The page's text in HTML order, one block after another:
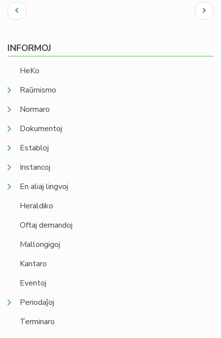
Pagination
Antaŭa
paĝo
Next
page
INFORMOJ
HeKo
Raŭmismo
Normaro
Dokumentoj
Establoj
Instancoj
En aliaj lingvoj
Heraldiko
Oftaj demandoj
Mallongigoj
Kantaro
Eventoj
Periodaĵoj
Terminaro